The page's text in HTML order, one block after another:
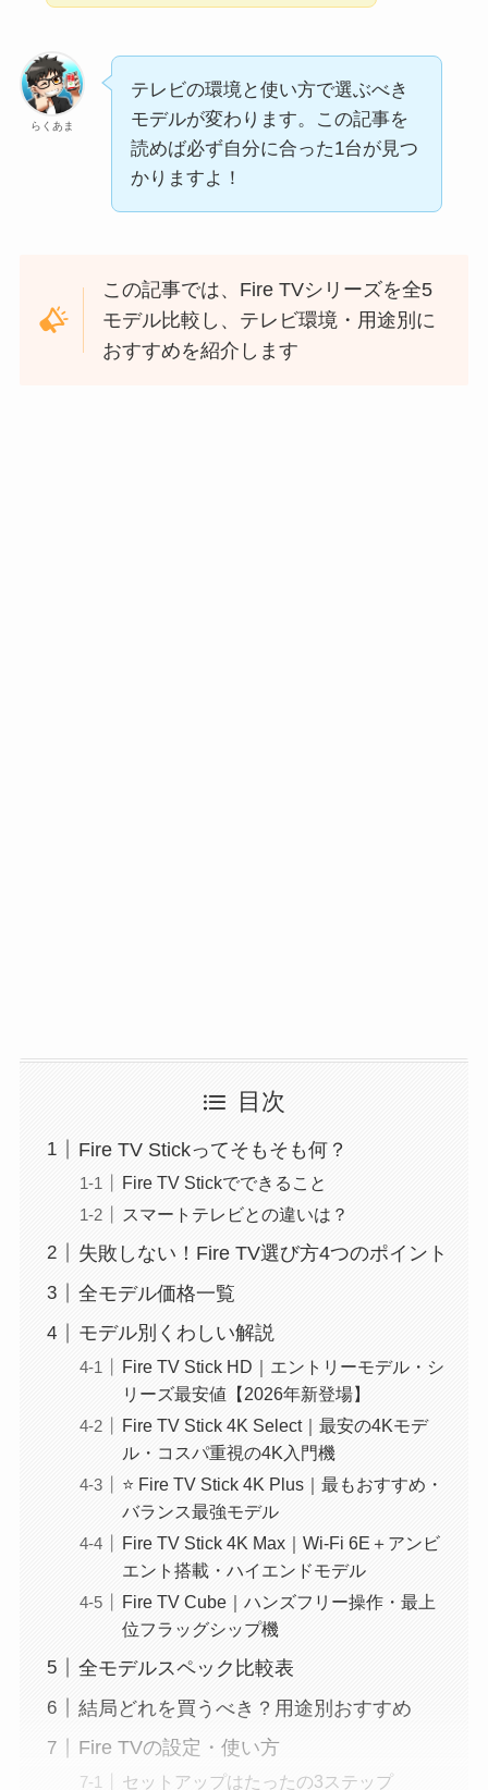
らくあま
テレビの環境と使い方で選ぶべき
モデルが変わります。この記事を
読めば必ず自分に合った1台が見つ
かりますよ！
この記事では、Fire TVシリーズを全5
モデル比較し、テレビ環境・用途別に
おすすめを紹介します
目次
Fire TV Stickってそもそも何？
Fire TV Stickでできること
スマートテレビとの違いは？
失敗しない！Fire TV選び方4つのポイント
全モデル価格一覧
モデル別くわしい解説
Fire TV Stick HD｜エントリーモデル・シ
リーズ最安値【2026年新登場】
Fire TV Stick 4K Select｜最安の4Kモデ
ル・コスパ重視の4K入門機
⭐ Fire TV Stick 4K Plus｜最もおすすめ・
バランス最強モデル
Fire TV Stick 4K Max｜Wi-Fi 6E＋アンビ
エント搭載・ハイエンドモデル
Fire TV Cube｜ハンズフリー操作・最上
位フラッグシップ機
全モデルスペック比較表
結局どれを買うべき？用途別おすすめ
Fire TVの設定・使い方
セットアップはたったの3ステップ